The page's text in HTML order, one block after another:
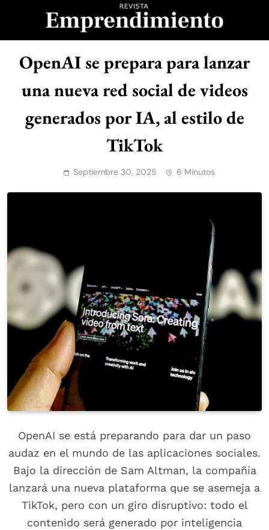
Revista
Emprendimiento
OpenAI se prepara para lanzar
una nueva red social de videos
generados por IA, al estilo de
TikTok
Septiembre 30, 2025 6 Minutos
OpenAI se está preparando para dar un paso
audaz en el mundo de las aplicaciones sociales.
Bajo la dirección de Sam Altman, la compañía
lanzará una nueva plataforma que se asemeja a
TikTok, pero con un giro disruptivo: todo el
contenido será generado por inteligencia